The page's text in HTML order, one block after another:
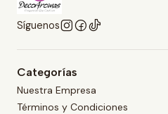
Síguenos
Categorías
Nuestra Empresa
Términos y Condiciones